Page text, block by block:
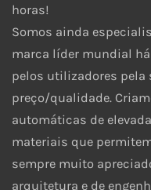
horas!
Somos ainda
marca líder mundial
pelos utilizadores pela
preço/qualidade.
automáticas de
materiais que
sempre muito
arquitetura e de